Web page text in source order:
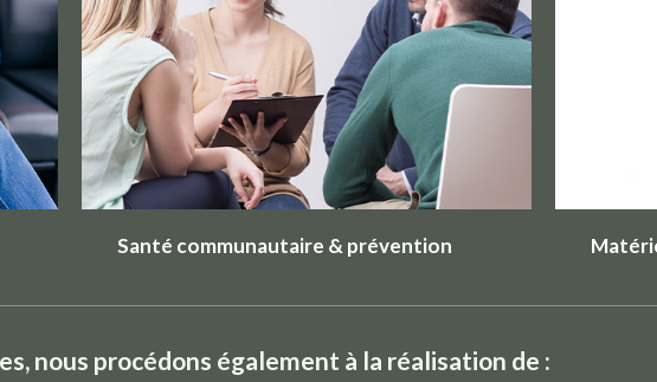
Santé communautaire & prévention
nous procédons également à la réalisation de :